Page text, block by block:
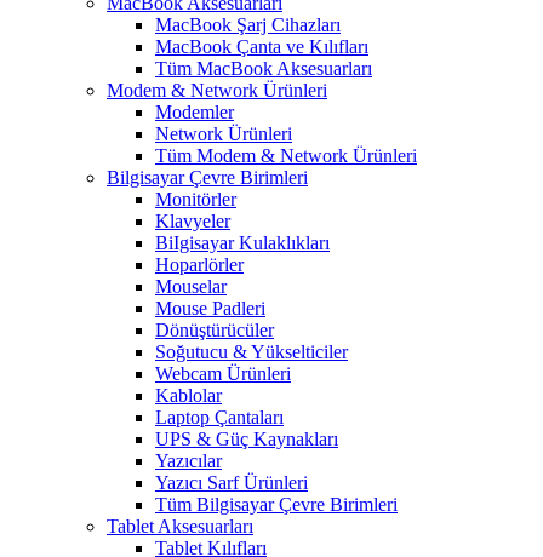
MacBook Şarj Cihazları
MacBook Çanta ve Kılıfları
Tüm MacBook Aksesuarları
Modem & Network Ürünleri
Modemler
Network Ürünleri
Tüm Modem & Network Ürünleri
Bilgisayar Çevre Birimleri
Monitörler
Klavyeler
BiIgisayar Kulaklıkları
Hoparlörler
Mouselar
Mouse Padleri
Dönüştürücüler
Soğutucu & Yükselticiler
Webcam Ürünleri
Kablolar
Laptop Çantaları
UPS & Güç Kaynakları
Yazıcılar
Yazıcı Sarf Ürünleri
Tüm Bilgisayar Çevre Birimleri
Tablet Aksesuarları
Tablet Kılıfları